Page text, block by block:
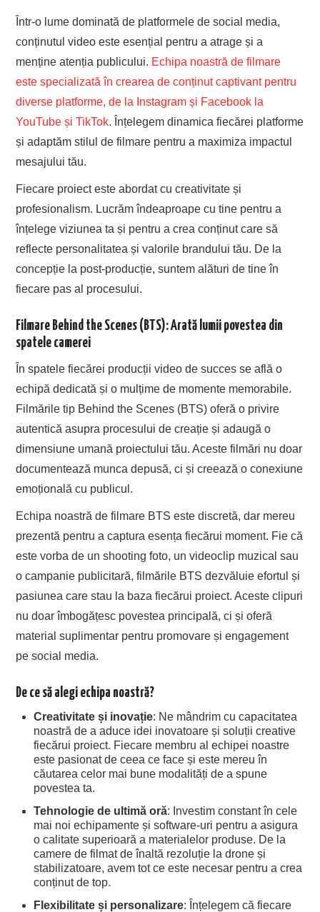
Într-o lume dominată de platformele de social media,
conținutul video este esențial pentru a atrage și a
menține atenția publicului. Echipa noastră de filmare
este specializată în crearea de conținut captivant pentru
diverse platforme, de la Instagram și Facebook la
YouTube și TikTok. Înțelegem dinamica fiecărei platforme
și adaptăm stilul de filmare pentru a maximiza impactul
mesajului tău.
Fiecare proiect este abordat cu creativitate și
profesionalism. Lucrăm îndeaproape cu tine pentru a
înțelege viziunea ta și pentru a crea conținut care să
reflecte personalitatea și valorile brandului tău. De la
concepție la post-producție, suntem alături de tine în
fiecare pas al procesului.
Filmare Behind the Scenes (BTS): Arată lumii povestea din
spatele camerei
În spatele fiecărei producții video de succes se află o
echipă dedicată și o mulțime de momente memorabile.
Filmările tip Behind the Scenes (BTS) oferă o privire
autentică asupra procesului de creație și adaugă o
dimensiune umană proiectului tău. Aceste filmări nu doar
documentează munca depusă, ci și creează o conexiune
emoțională cu publicul.
Echipa noastră de filmare BTS este discretă, dar mereu
prezentă pentru a captura esența fiecărui moment. Fie că
este vorba de un shooting foto, un videoclip muzical sau
o campanie publicitară, filmările BTS dezvăluie efortul și
pasiunea care stau la baza fiecărui proiect. Aceste clipuri
nu doar îmbogățesc povestea principală, ci și oferă
material suplimentar pentru promovare și engagement
pe social media.
De ce să alegi echipa noastră?
Creativitate și inovație: Ne mândrim cu capacitatea
noastră de a aduce idei inovatoare și soluții creative
fiecărui proiect. Fiecare membru al echipei noastre
este pasionat de ceea ce face și este mereu în
căutarea celor mai bune modalități de a spune
povestea ta.
Tehnologie de ultimă oră: Investim constant în cele
mai noi echipamente și software-uri pentru a asigura
o calitate superioară a materialelor produse. De la
camere de filmat de înaltă rezoluție la drone și
stabilizatoare, avem tot ce este necesar pentru a crea
conținut de top.
Flexibilitate și personalizare: Înțelegem că fiecare